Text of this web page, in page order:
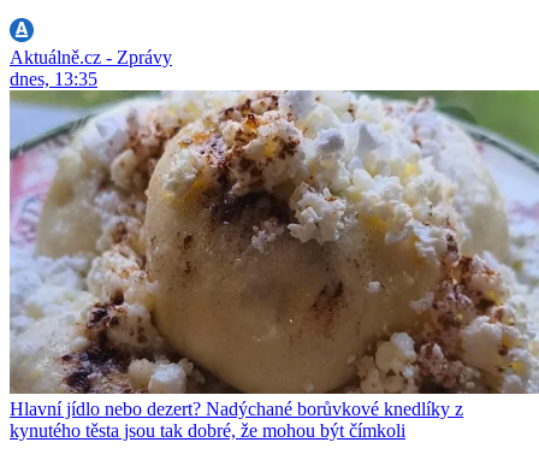
Aktuálně.cz - Zprávy
dnes, 13:35
Hlavní jídlo nebo dezert? Nadýchané borůvkové knedlíky z
kynutého těsta jsou tak dobré, že mohou být čímkoli